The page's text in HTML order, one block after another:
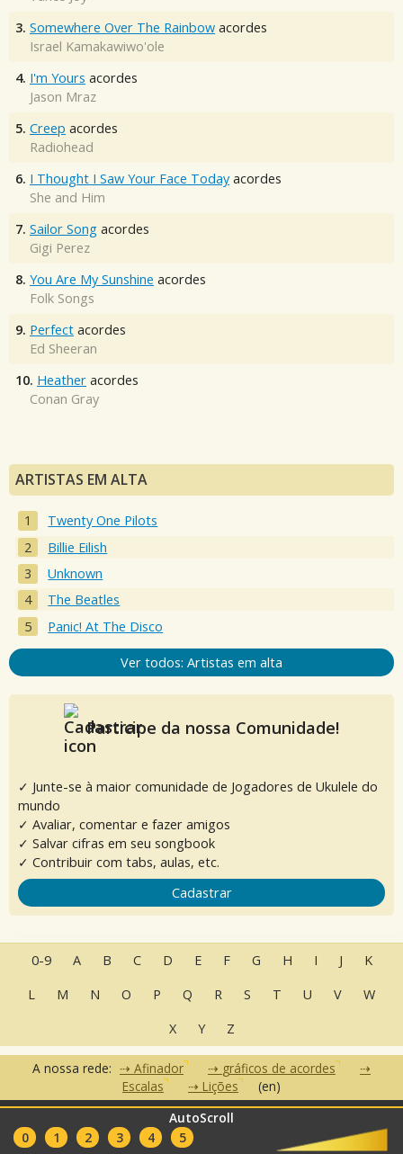
AutoScroll
0
1 2 3 4 5
3. Somewhere Over The Rainbow acordes
Israel Kamakawiwo'ole
4. I'm Yours acordes
Jason Mraz
5. Creep acordes
Radiohead
6. I Thought I Saw Your Face Today acordes
She and Him
7. Sailor Song acordes
Gigi Perez
8. You Are My Sunshine acordes
Folk Songs
9. Perfect acordes
Ed Sheeran
10. Heather acordes
Conan Gray
ARTISTAS EM ALTA
Twenty One Pilots
Billie Eilish
Unknown
The Beatles
Panic! At The Disco
Ver todos: Artistas em alta
Participe da nossa Comunidade!
✓ Junte-se à maior comunidade de Jogadores de Ukulele do
mundo
✓ Avaliar, comentar e fazer amigos
✓ Salvar cifras em seu songbook
✓ Contribuir com tabs, aulas, etc.
Cadastrar
0-9 A B C D E F G H I J
K
L
M N O P Q R S T U V
W
X
Y Z
A nossa rede: Afinador
gráficos de acordes
Escalas
Lições (en)
•Contato•Termos de Uso
Parceiros•Clubes